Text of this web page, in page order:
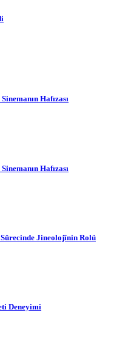
Hafızası
Hafızası
Jineolojînin Rolü
Deneyimi